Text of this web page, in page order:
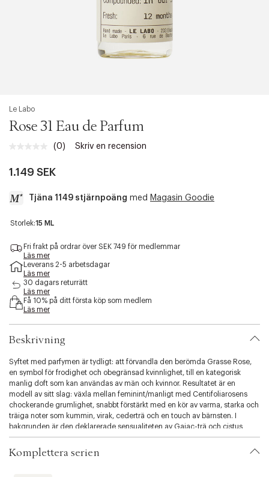
Le Labo
Rose 31 Eau de Parfum
Inget
Länk
sida.
(0) Skriv en recension
1.149 SEK
Tjäna 1149 stjärnpoäng med Magasin Goodie
a
c
s
b
i
t
.
v
a
r
i
a
t
i
o
Storlek:15 ML
Fri frakt på ordrar över SEK 749 för medlemmar
Läs mer
Leverans 2-5 arbetsdagar
Läs mer
30 dagars returrätt
Läs mer
Få 10% på ditt första köp som medlem
Läs mer
Beskrivning
Syftet med parfymen är tydligt: att förvandla den berömda Grasse Rose,
en symbol för frodighet och obegränsad kvinnlighet, till en kategorisk
manlig doft som kan användas av män och kvinnor. Resultatet är en
modell av sitt slag: växla mellan feminint/manligt med Centifoliarosens
chockerande grumlighet, snabbt förstärkt med en kör av varma, starka och
träiga noter som kummin, virak, cederträ och en touch av bärnsten. I
bakgrunden är den deklarerade sensualiteten av Gaiac-trä och cistus
accentuerad av en distinkt djurnot, vilket ger denna parfym en
häpnadsväckande känsla av mystik.
Komplettera serien